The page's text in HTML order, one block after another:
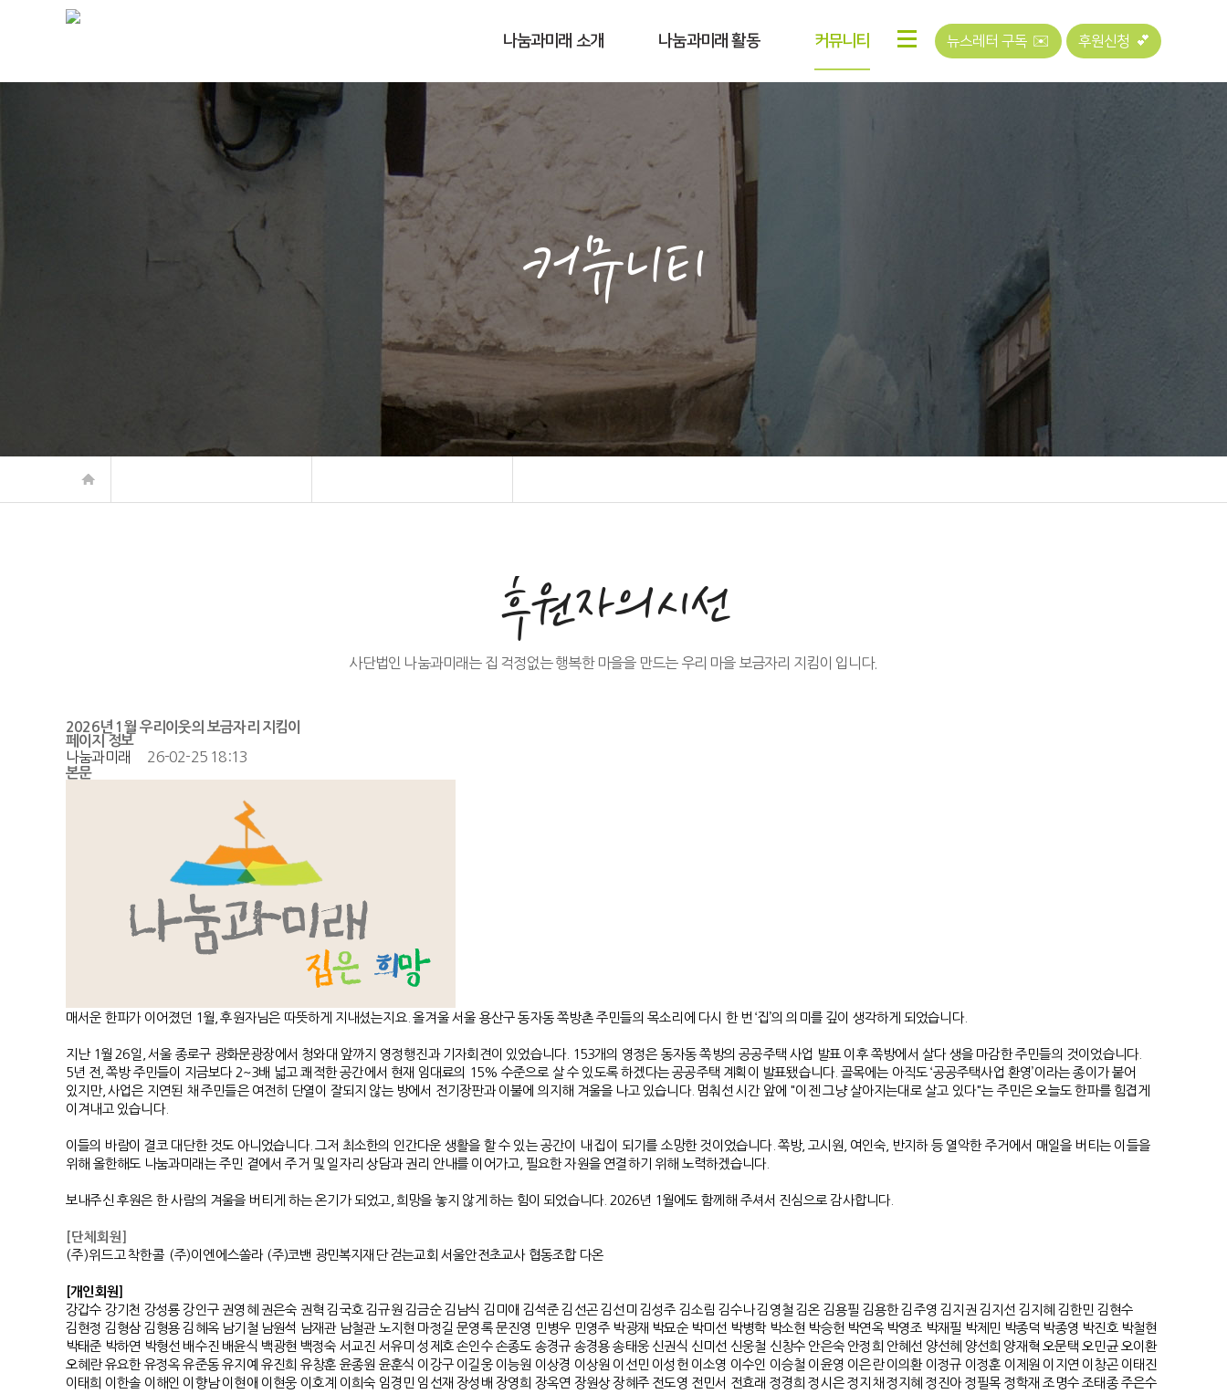
나눔과미래 소개 나눔과미래 활동 커뮤니티 뉴스레터 구독 ✉️ 후원신청 💕
커뮤니티
후원자의시선
사단법인 나눔과미래는 집 걱정없는 행복한 마을을 만드는 우리 마을 보금자리 지킴이 입니다.
2026년 1월 우리이웃의 보금자리 지킴이
페이지 정보
나눔과미래 26-02-25 18:13
본문
매서운 한파가 이어졌던 1월, 후원자님은 따뜻하게 지내셨는지요. 올겨울 서울 용산구 동자동 쪽방촌 주민들의 목소리에 다시 한 번 ‘집’의 의미를 깊이 생각하게 되었습니다.
지난 1월 26일, 서울 종로구 광화문광장에서 청와대 앞까지 영정행진과 기자회견이 있었습니다. 153개의 영정은 동자동 쪽방의 공공주택 사업 발표 이후 쪽방에서 살다 생을 마감한 주민들의 것이었습니다.
5년 전, 쪽방 주민들이 지금보다 2~3배 넓고 쾌적한 공간에서 현재 임대료의 15% 수준으로 살 수 있도록 하겠다는 공공주택 계획이 발표됐습니다. 골목에는 아직도 ‘공공주택사업 환영’이라는 종이가 붙어
있지만, 사업은 지연된 채 주민들은 여전히 단열이 잘되지 않는 방에서 전기장판과 이불에 의지해 겨울을 나고 있습니다. 멈춰선 시간 앞에 "이젠 그냥 살아지는대로 살고 있다"는 주민은 오늘도 한파를 힘겹게
이겨내고 있습니다.
이들의 바람이 결코 대단한 것도 아니었습니다. 그저 최소한의 인간다운 생활을 할 수 있는 공간이 내 집이 되기를 소망한 것이었습니다. 쪽방, 고시원, 여인숙, 반지하 등 열악한 주거에서 매일을 버티는 이들을
위해 올한해도 나눔과미래는 주민 곁에서 주거 및 일자리 상담과 권리 안내를 이어가고, 필요한 자원을 연결하기 위해 노력하겠습니다.
보내주신 후원은 한 사람의 겨울을 버티게 하는 온기가 되었고, 희망을 놓지 않게 하는 힘이 되었습니다. 2026년 1월에도 함께해 주셔서 진심으로 감사합니다.
[단체회원]
(주)위드고착한콜 (주)이엔에스쏠라 (주)코밴 광민복지재단 걷는교회 서울안전초교사 협동조합 다온
[개인회원]
강갑수 강기천 강성룡 강인구 권영혜 권은숙 권혁 김국호 김규원 김금순 김남식 김미애 김석준 김선곤 김선미 김성주 김소림 김수나 김영철 김온 김용필 김용한 김주영 김지권 김지선 김지혜 김한민 김현수
김현정 김형삼 김형용 김혜옥 남기철 남원석 남재관 남철관 노지현 마정길 문영록 문진영 민병우 민영주 박광재 박묘순 박미선 박병학 박소현 박승헌 박연옥 박영조 박재필 박제민 박종덕 박종영 박진호 박철현
박태준 박하연 박형선 배수진 배윤식 백광현 백정숙 서교진 서유미 성제호 손인수 손종도 송경규 송경용 송태웅 신권식 신미선 신웅철 신창수 안은숙 안정희 안혜선 양선혜 양선희 양재혁 오문택 오민균 오이환
오혜란 유요한 유정옥 유준동 유지예 유진희 유창훈 윤종원 윤훈식 이강구 이길웅 이능원 이상경 이상원 이선민 이성헌 이소영 이수인 이승철 이윤영 이은란 이의환 이정규 이정훈 이제원 이지연 이창곤 이태진
이태희 이한솔 이해인 이향남 이현애 이현웅 이호계 이희숙 임경민 임선재 장성배 장영희 장옥연 장원상 장혜주 전도영 전민서 전효래 정경희 정시은 정지채 정지혜 정진아 정필목 정학재 조명수 조태종 주은수